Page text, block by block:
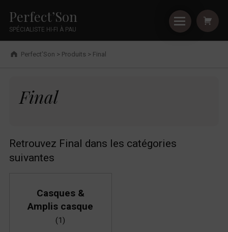
Final - Perfect’Son
Perfect’Son
SPÉCIALISTE HI-FI À PAU
Breadcrumbs navigation
Perfect’Son > Produits > Final
Final
Retrouvez Final dans les catégories
suivantes
Casques &
Amplis casque
(1)